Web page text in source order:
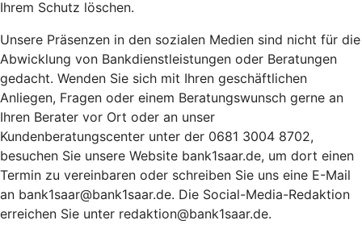
Ihrem Schutz löschen.
Unsere Präsenzen in den sozialen Medien sind nicht für die
Abwicklung von Bankdienstleistungen oder Beratungen
gedacht. Wenden Sie sich mit Ihren geschäftlichen
Anliegen, Fragen oder einem Beratungswunsch gerne an
Ihren Berater vor Ort oder an unser
Kundenberatungscenter unter der 0681 3004 8702,
besuchen Sie unsere Website bank1saar.de, um dort einen
Termin zu vereinbaren oder schreiben Sie uns eine E-Mail
an bank1saar@bank1saar.de. Die Social-Media-Redaktion
erreichen Sie unter redaktion@bank1saar.de.